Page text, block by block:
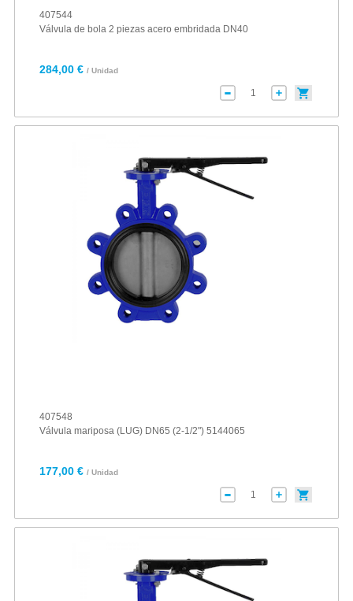
407544
Válvula de bola 2 piezas acero embridada DN40
284,00 € / Unidad
407548
Válvula mariposa (LUG) DN65 (2-1/2") 5144065
177,00 € / Unidad